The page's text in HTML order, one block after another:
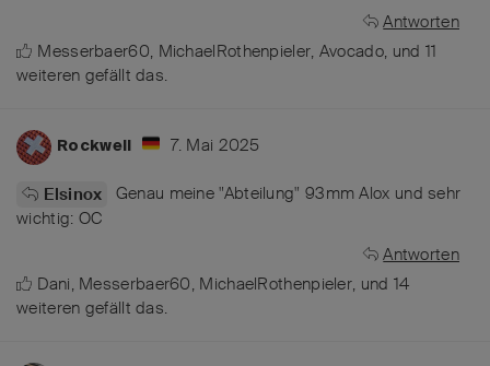
Antworten
Messerbaer60, MichaelRothenpieler, Avocado, und 11
weiteren gefällt das.
Rockwell 7. Mai 2025
Elsinox
Genau meine "Abteilung" 93mm Alox und sehr
wichtig: OC
Antworten
Dani, Messerbaer60, MichaelRothenpieler, und 14
weiteren gefällt das.